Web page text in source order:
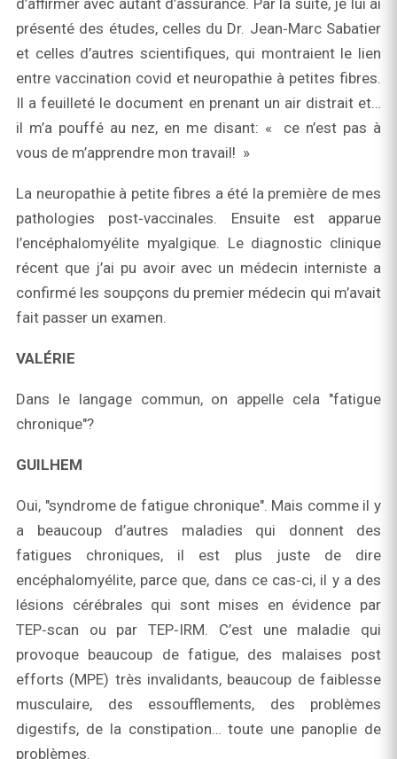
d’affirmer avec autant d’assurance. Par la suite, je lui ai
présenté des études, celles du Dr. Jean‑Marc Sabatier
et celles d’autres scientifiques, qui montraient le lien
entre vaccination covid et neuropathie à petites fibres.
Il a feuilleté le document en prenant un air distrait et…
il m’a pouffé au nez, en me disant: « ce n’est pas à
vous de m’apprendre mon travail! »
La neuropathie à petite fibres a été la première de mes
pathologies post‑vaccinales. Ensuite est apparue
l’encéphalomyélite myalgique. Le diagnostic clinique
récent que j’ai pu avoir avec un médecin interniste a
confirmé les soupçons du premier médecin qui m’avait
fait passer un examen.
VALÉRIE
Dans le langage commun, on appelle cela "fatigue
chronique"?
GUILHEM
Oui, "syndrome de fatigue chronique". Mais comme il y
a beaucoup d’autres maladies qui donnent des
fatigues chroniques, il est plus juste de dire
encéphalomyélite, parce que, dans ce cas‑ci, il y a des
lésions cérébrales qui sont mises en évidence par
TEP‑scan ou par TEP‑IRM. C’est une maladie qui
provoque beaucoup de fatigue, des malaises post
efforts (MPE) très invalidants, beaucoup de faiblesse
musculaire, des essoufflements, des problèmes
digestifs, de la constipation… toute une panoplie de
problèmes.